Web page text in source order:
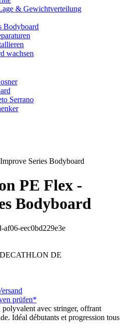
& Gewichtverteilung
Bodyboard
wachsen
Serrano
PE Flex -
Bodyboard
eec0bd229e3e
DECATHLON DE
prüfen*
avec stringer, offrant
Idéal débutants et progression tous